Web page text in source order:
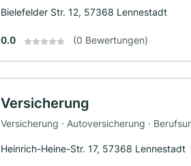
Bielefelder Str. 12, 57368 Lennestadt
0.0 (0 Bewertungen)
Versicherung
Versicherung · Autoversicherung ·
Heinrich-Heine-Str. 17, 57368 Lennestadt